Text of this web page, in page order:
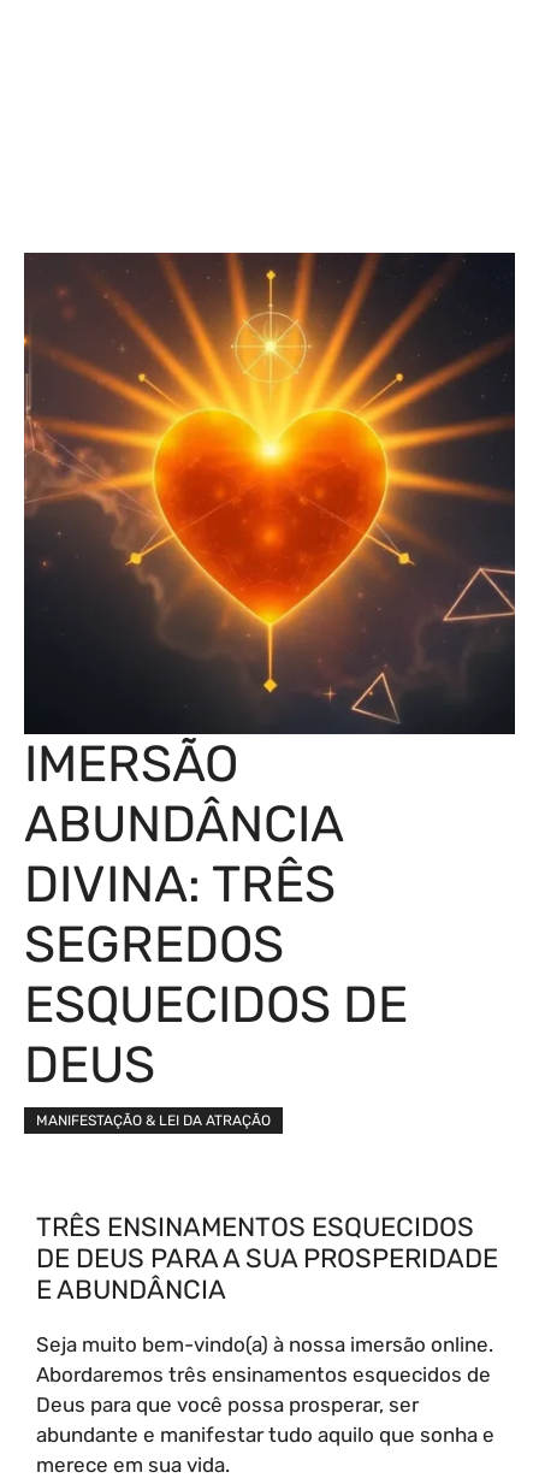
IMERSÃO
ABUNDÂNCIA
DIVINA: TRÊS
SEGREDOS
ESQUECIDOS DE
DEUS
MANIFESTAÇÃO & LEI DA ATRAÇÃO
TRÊS ENSINAMENTOS ESQUECIDOS
DE DEUS PARA A SUA PROSPERIDADE
E ABUNDÂNCIA
Seja muito bem-vindo(a) à nossa imersão online.
Abordaremos três ensinamentos esquecidos de
Deus para que você possa prosperar, ser
abundante e manifestar tudo aquilo que sonha e
merece em sua vida.